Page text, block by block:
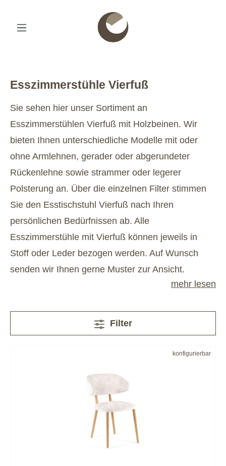
Esszimmerstühle Vierfuß
Sie sehen hier unser Sortiment an
Esszimmerstühlen Vierfuß mit Holzbeinen. Wir
bieten Ihnen unterschiedliche Modelle mit oder
ohne Armlehnen, gerader oder abgerundeter
Rückenlehne sowie strammer oder legerer
Polsterung an. Über die einzelnen Filter stimmen
Sie den Esstischstuhl Vierfuß nach Ihren
persönlichen Bedürfnissen ab. Alle
Esszimmerstühle mit Vierfuß können jeweils in
Stoff oder Leder bezogen werden. Auf Wunsch
senden wir Ihnen gerne Muster zur Ansicht.
mehr lesen
Filter
konfigurierbar